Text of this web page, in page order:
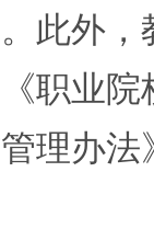
此外
职业
理办